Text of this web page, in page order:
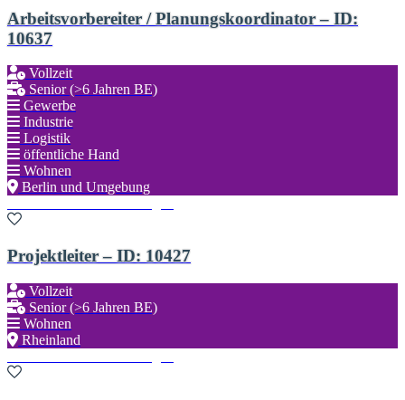
Arbeitsvorbereiter / Planungskoordinator – ID:
10637
Vollzeit
Senior (>6 Jahren BE)
Gewerbe
Industrie
Logistik
öffentliche Hand
Wohnen
Berlin und Umgebung
Projektleiter – ID: 10427
Vollzeit
Senior (>6 Jahren BE)
Wohnen
Rheinland